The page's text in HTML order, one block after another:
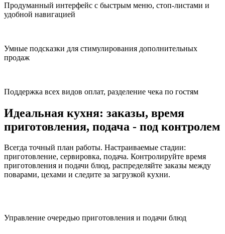
Продуманный интерфейс с быстрым меню, стоп-листами и
удобной навигацией
Умные подсказки для стимулирования дополнительных
продаж
Поддержка всех видов оплат, разделение чека по гостям
Идеальная кухня: заказы, время
приготовления, подача - под контролем
Всегда точный план работы. Настраиваемые стадии:
приготовление, сервировка, подача. Контролируйте время
приготовления и подачи блюд, распределяйте заказы между
поварами, цехами и следите за загрузкой кухни.
Управление очередью приготовления и подачи блюд